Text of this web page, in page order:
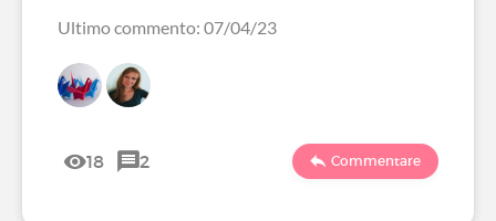
Ultimo commento: 07/04/23
18 2 Commentare